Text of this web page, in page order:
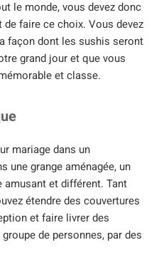
le monde, vous devez donc
faire ce choix. Vous devez
façon dont les sushis seront
grand jour et que vous
et classe.
mariage dans un
une grange aménagée, un
amusant et différent. Tant
étendre des couvertures
et faire livrer des
de personnes, par des